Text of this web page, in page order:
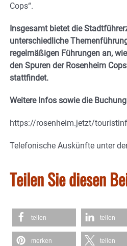
Cops“.
Insgesamt bietet die
unterschiedliche
regelmäßigen Führungen an,
den Spuren der Rosenheim
stattfindet.
Weitere Infos sowie die
https://rosenheim.jetzt/
Telefonische Auskünfte unter
Teilen Sie diesen
teilen teilen
merken teilen